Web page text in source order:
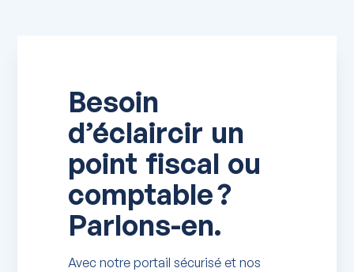
Besoin
d’éclaircir un
point fiscal ou
comptable ?
Parlons-en.
Avec notre portail sécurisé et nos